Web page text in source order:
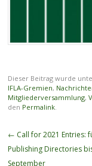
Dieser Beitrag wurde
IFLA-Gremien,
Mitgliederversammlung,
den Permalink.
← Call for 2021 Entries:
Publishing Directories
September